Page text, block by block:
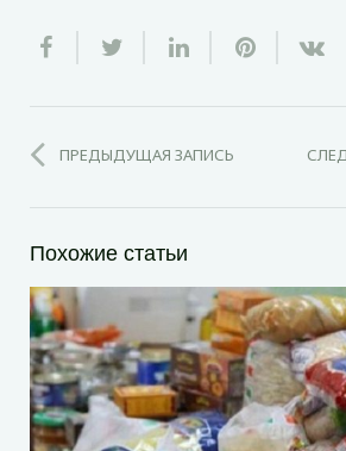
ПРЕДЫДУЩАЯ ЗАПИСЬ
Похожие статьи